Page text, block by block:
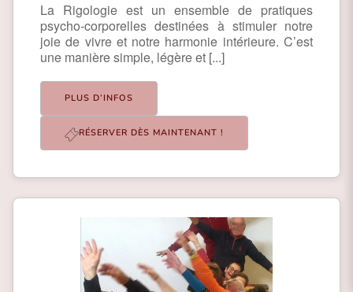
La Rigologie est un ensemble de pratiques
psycho-corporelles destinées à stimuler notre
joie de vivre et notre harmonie intérieure. C’est
une manière simple, légère et [...]
PLUS D’INFOS
RÉSERVER DÈS MAINTENANT !